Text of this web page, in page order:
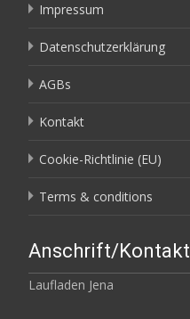
Impressum
Datenschutzerklärung
AGBs
Kontakt
Cookie-Richtlinie (EU)
Terms & conditions
Anschrift/Kontakt
Laufladen Jena